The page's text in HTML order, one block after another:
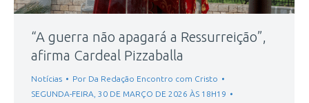
“A guerra não apagará a Ressurreição”,
afirma Cardeal Pizzaballa
Notícias Por Da Redação Encontro com Cristo
SEGUNDA-FEIRA, 30 DE MARÇO DE 2026 ÀS 18H19